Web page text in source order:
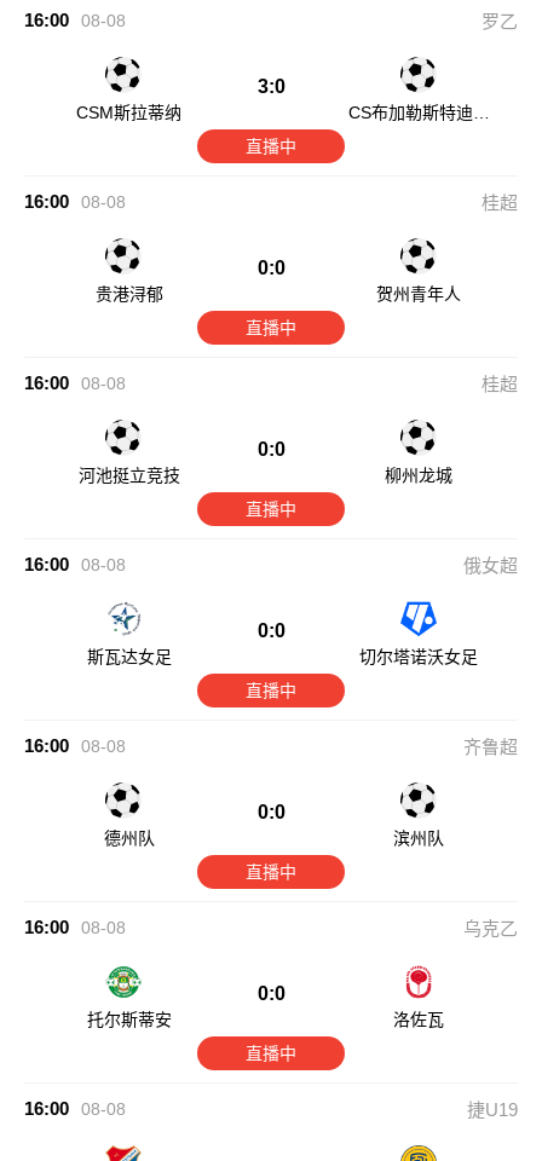
16:00 08-08 罗乙
CSM斯拉蒂纳
3:0
CS布加勒斯特迪纳
直播中
16:00 08-08 桂超
贵港浔郁
0:0
贺州青年人
直播中
16:00 08-08 桂超
河池挺立竞技
0:0
柳州龙城
直播中
16:00 08-08 俄女超
斯瓦达女足
0:0
切尔塔诺沃女足
直播中
16:00 08-08 齐鲁超
德州队
0:0
滨州队
直播中
16:00 08-08 乌克乙
托尔斯蒂安
0:0
洛佐瓦
直播中
16:00 08-08 捷U19